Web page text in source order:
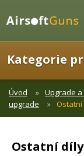
Kategorie
Úvod Upgrade a
upgrade
Ostatní